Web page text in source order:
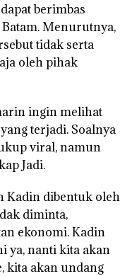
berimbas
Menurutnya,
tidak serta
oleh pihak
ingin melihat
terjadi. Soalnya
viral, namun
Jadi.
Kadin dibentuk oleh
diminta,
ekonomi. Kadin
ya, nanti kita akan
kita akan undang